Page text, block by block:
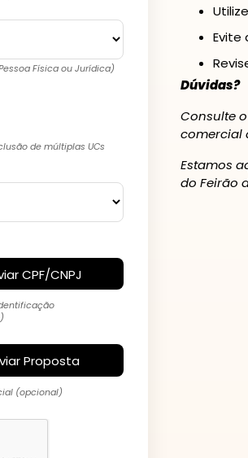
Física ou Jurídica)
de múltiplas UCs
CPF/CNPJ
Proposta
(opcional)
Evite
Dúvidas?
Consulte
comercial
Estamos
do Feirão